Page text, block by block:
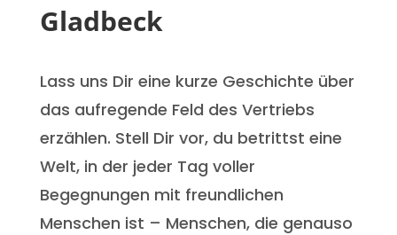
Gladbeck
Lass uns Dir eine kurze Geschichte über
das aufregende Feld des Vertriebs
erzählen. Stell Dir vor, du betrittst eine
Welt, in der jeder Tag voller
Begegnungen mit freundlichen
Menschen ist – Menschen, die genauso